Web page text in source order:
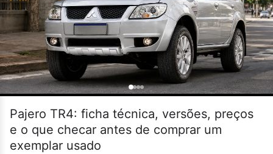
Pajero TR4: ficha técnica, versões, preços
e o que checar antes de comprar um
exemplar usado